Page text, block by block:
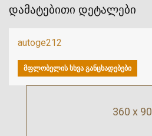
360 x 90
დამატებითი დეტალები
autoge212
ᲛᲤᲚᲝᲑᲔᲚᲘᲡ ᲡᲮᲕᲐ ᲒᲐᲜᲪᲮᲐᲓᲔᲑᲔᲑᲘ